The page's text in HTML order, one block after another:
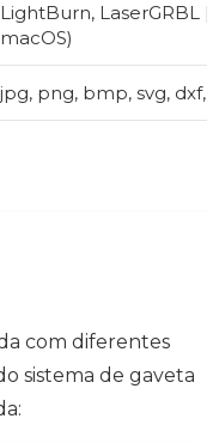
LightBurn, LaserGRBL
macOS)
jpg, png, bmp, svg, dxf,
com diferentes
sistema de gaveta